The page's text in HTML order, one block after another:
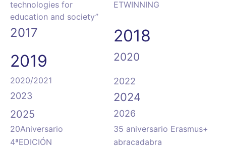
technologies for
education and society”
ETWINNING
2017
2018
2019
2020
2020/2021
2022
2023
2024
2025 2026
20Aniversario
35 aniversario Erasmus+
4ªEDICIÓN
abracadabra